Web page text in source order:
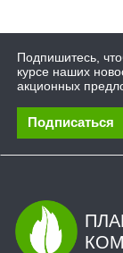
Подпишитесь,
курсе наших
акционных
Подписаться